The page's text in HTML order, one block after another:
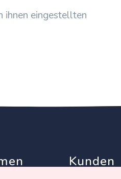
ihnen eingestellten
Kunden